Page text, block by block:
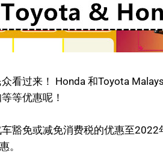
看过来！ Honda 和Toyota
等优惠呢！
豁免或减免消费税的优惠至
。